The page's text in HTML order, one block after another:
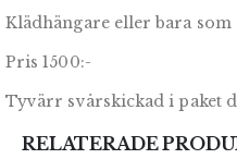
Klädhängare eller bara
Pris 1500:-
Tyvärr svårskickad i paket
RELATERADE